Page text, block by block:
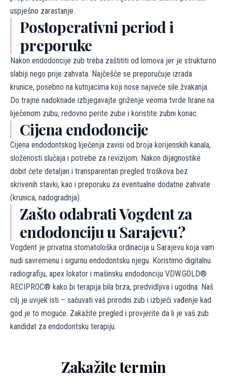
uspješno zarastanje.
Postoperativni period i
preporuke
Nakon endodoncije zub treba zaštititi od lomova jer je strukturno
slabiji nego prije zahvata. Najčešće se preporučuje izrada
krunice, posebno na kutnjacima koji nose najveće sile žvakanja.
Do trajne nadoknade izbjegavajte griženje veoma tvrde hrane na
liječenom zubu, redovno perite zube i koristite zubni konac.
Cijena endodoncije
Cijena endodontskog liječenja zavisi od broja korijenskih kanala,
složenosti slučaja i potrebe za revizijom. Nakon dijagnostike
dobit ćete detaljan i transparentan pregled troškova bez
skrivenih stavki, kao i preporuku za eventualne dodatne zahvate
(krunica, nadogradnja).
Zašto odabrati Vogdent za
endodonciju u Sarajevu?
Vogdent je privatna stomatološka ordinacija u Sarajevu koja vam
nudi savremenu i sigurnu endodontsku njegu. Koristimo digitalnu
radiografiju, apex lokator i mašinsku endodonciju VDW.GOLD®
RECIPROC® kako bi terapija bila brza, predvidljiva i ugodna. Naš
cilj je uvijek isti – sačuvati vaš prirodni zub i izbjeći vađenje kad
god je to moguće. Zakažite pregled i provjerite da li je vaš zub
kandidat za endodontsku terapiju.
Zakažite termin